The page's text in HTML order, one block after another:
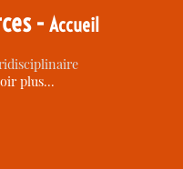
-Accueil
plus…